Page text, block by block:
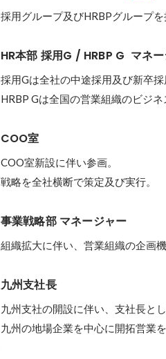
採用グループ及びHRBPグループを
HR本部 採用G / HRBP G  マネ
採用Gは全社の中途採用及び新卒採
HRBP Gは全国の営業組織のビジネ
COO室
COO室新設に伴い参画。
戦略を全社横断で策定及び実行。
事業戦略部 マネージャー
組織拡大に伴い、営業組織の企画
九州支社長
九州支社の開設に伴い、支社長と
九州の地場企業を中心に開拓営業を